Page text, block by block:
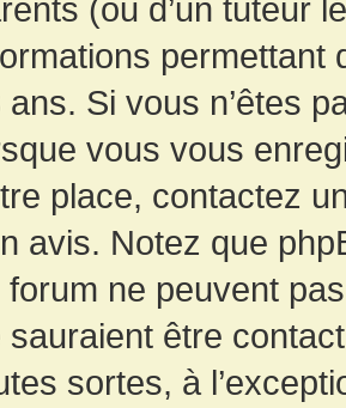
(ou d’un tuteur
permettant
ans. Si vous n’êtes
vous vous
place, contactez
avis. Notez que
forum ne peuvent
sauraient être
sortes, à